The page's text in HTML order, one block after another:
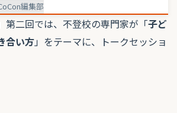
編集部
第二回では、不登校の専門家が「子ど
合い方」をテーマに、トークセッショ